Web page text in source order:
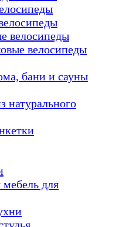
велосипеды
велосипеды
бани и сауны
натурального
мебель для